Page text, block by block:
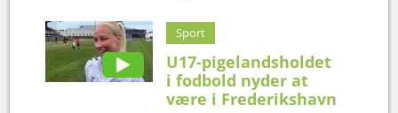
Sport
U17-pigelandsholdet
i fodbold nyder at
være i Frederikshavn